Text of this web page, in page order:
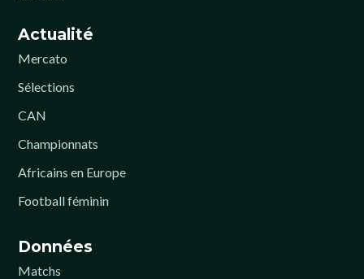
Actualité
Mercato
Sélections
CAN
Championnats
Africains en Europe
Football féminin
Données
Matchs